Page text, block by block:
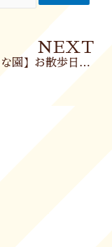
NEXT
【やまはな園】お散歩日和🌞